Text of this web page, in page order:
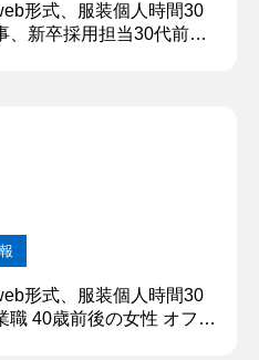
形式、服装個人時間30
、新卒採用担当30代前半
大学のグループワークで
価のaプラスを目指した
形式、服装個人時間30
職 40歳前後の女性 オフィ